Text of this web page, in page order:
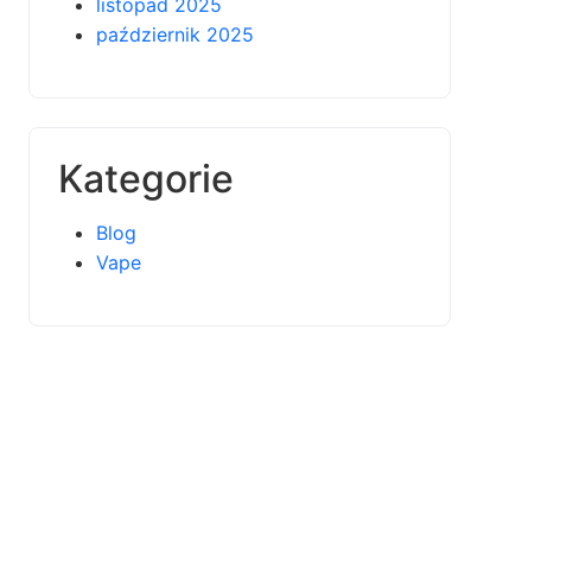
listopad 2025
październik 2025
Kategorie
Blog
Vape